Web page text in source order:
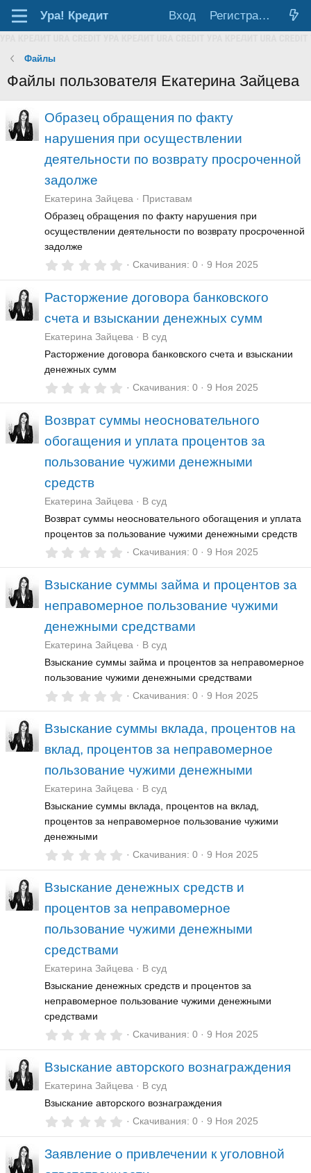
Ура! Кредит Вход Регистрация
Файлы
Файлы пользователя Екатерина Зайцева
Образец обращения по факту
нарушения при осуществлении
деятельности по возврату просроченной
задолже
Екатерина Зайцева
Приставам
Образец обращения по факту нарушения при
осуществлении деятельности по возврату просроченной
задолже
0
0
в
з
д
Скачивания 0 9 Ноя 2025
Расторжение договора банковского
счета и взыскании денежных сумм
Екатерина Зайцева
В суд
Расторжение договора банковского счета и взыскании
денежных сумм
0
0
в
з
Скачивания 0 9 Ноя 2025
Возврат суммы неосновательного
обогащения и уплата процентов за
пользование чужими денежными
средств
Екатерина Зайцева
В суд
Возврат суммы неосновательного обогащения и уплата
процентов за пользование чужими денежными средств
0
0
з
в
з
Скачивания 0 9 Ноя 2025
Взыскание суммы займа и процентов за
неправомерное пользование чужими
денежными средствами
Екатерина Зайцева
В суд
Взыскание суммы займа и процентов за неправомерное
пользование чужими денежными средствами
0
0
з
в
з
Скачивания 0 9 Ноя 2025
Взыскание суммы вклада, процентов на
вклад, процентов за неправомерное
пользование чужими денежными
Екатерина Зайцева
В суд
Взыскание суммы вклада, процентов на вклад,
процентов за неправомерное пользование чужими
денежными
0
0
з
в
з
Скачивания 0 9 Ноя 2025
Взыскание денежных средств и
процентов за неправомерное
пользование чужими денежными
средствами
Екатерина Зайцева
В суд
Взыскание денежных средств и процентов за
неправомерное пользование чужими денежными
средствами
0
0
в
ё
д
Скачивания 0 9 Ноя 2025
Взыскание авторского вознаграждения
Екатерина Зайцева
В суд
Взыскание авторского вознаграждения
0
0
Скачивания 0 9 Ноя 2025
Заявление о привлечении к уголовной